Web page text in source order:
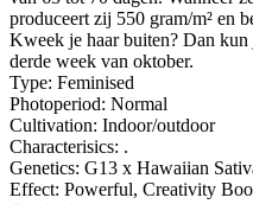
produceert zij 550 gram/m² en
Kweek je haar buiten? Dan kun
derde week van oktober.
Type: Feminised
Photoperiod: Normal
Cultivation: Indoor/outdoor
Characterisics: .
Genetics: G13 x Hawaiian
Effect: Powerful, Creativity